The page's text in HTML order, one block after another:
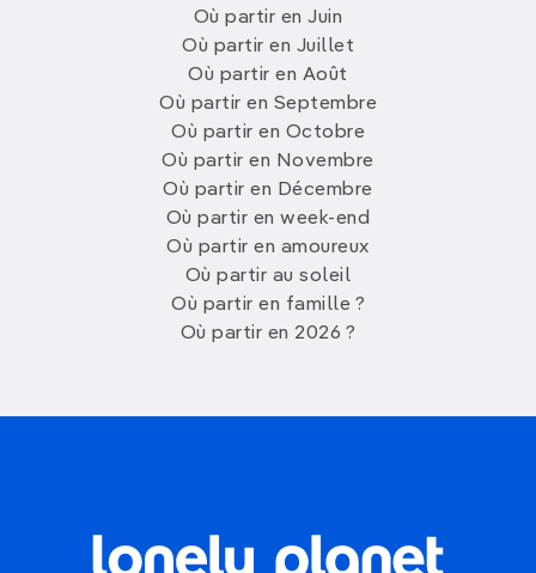
Où partir en Juin
Où partir en Juillet
Où partir en Août
Où partir en Septembre
Où partir en Octobre
Où partir en Novembre
Où partir en Décembre
Où partir en week-end
Où partir en amoureux
Où partir au soleil
Où partir en famille ?
Où partir en 2026 ?